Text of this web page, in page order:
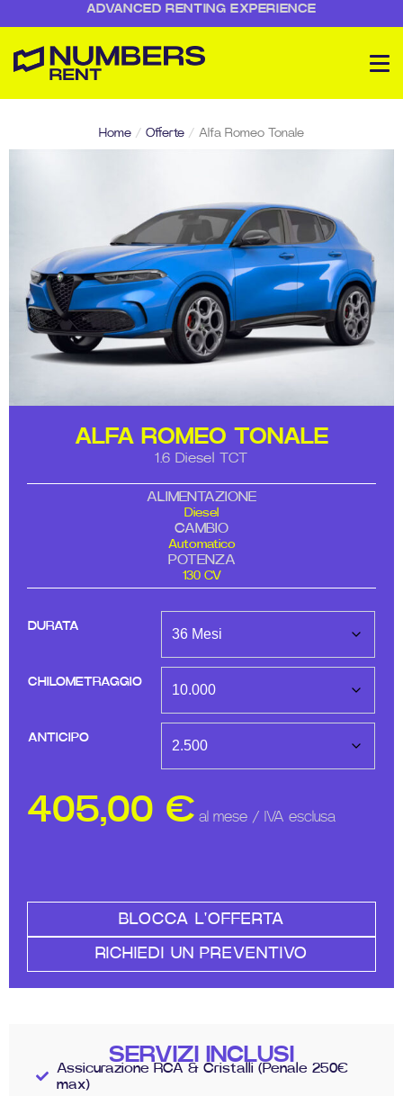
ADVANCED RENTING EXPERIENCE
Home / Offerte / Alfa Romeo Tonale
ALFA ROMEO TONALE
1.6 Diesel TCT
ALIMENTAZIONE
Diesel
CAMBIO
Automatico
POTENZA
130 CV
DURATA
CHILOMETRAGGIO
ANTICIPO
405,00 € al mese / IVA esclusa
BLOCCA L'OFFERTA
RICHIEDI UN PREVENTIVO
SERVIZI INCLUSI
Assicurazione RCA & Cristalli (Penale 250€
max)